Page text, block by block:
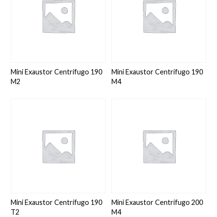
Mini Exaustor Centrífugo 190
M2
Mini Exaustor Centrífugo 190
M4
Mini Exaustor Centrífugo 190
T2
Mini Exaustor Centrífugo 200
M4